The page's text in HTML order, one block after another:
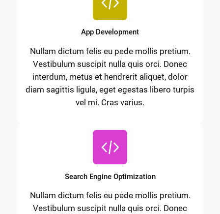
App Development
Nullam dictum felis eu pede mollis pretium.
Vestibulum suscipit nulla quis orci. Donec
interdum, metus et hendrerit aliquet, dolor
diam sagittis ligula, eget egestas libero turpis
vel mi. Cras varius.
Search Engine Optimization
Nullam dictum felis eu pede mollis pretium.
Vestibulum suscipit nulla quis orci. Donec